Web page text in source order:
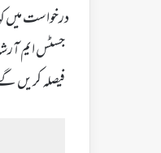
جسٹس ایم
فیصلہ کریں